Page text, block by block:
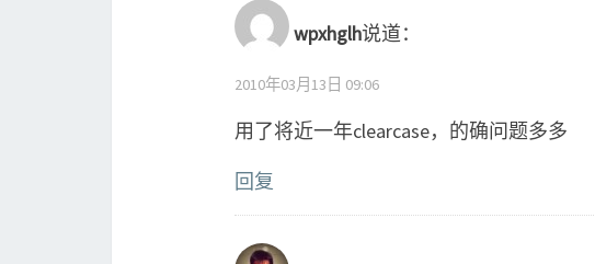
wpxhglh说道：
2010年03月13日 09:06
用了将近一年clearcase，的确问题多多
回复